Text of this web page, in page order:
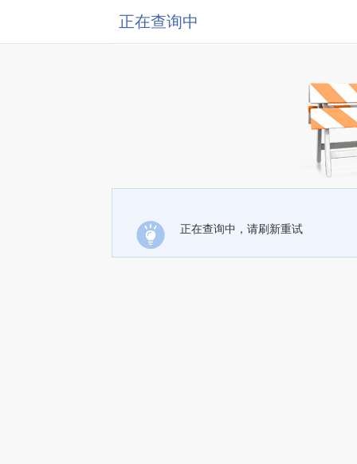
正在查询中
正在查询中，请刷新重试